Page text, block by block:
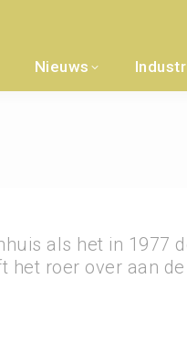
Nieuws
als het in 1977
het roer over aan